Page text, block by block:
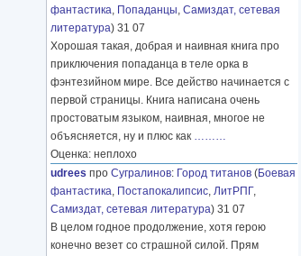
фантастика, Попаданцы, Самиздат, сетевая
литература) 31 07
Хорошая такая, добрая и наивная книга про
приключения попаданца в теле орка в
фэнтезийном мире. Все действо начинается с
первой страницы. Книга написана очень
простоватым языком, наивная, многое не
объясняется, ну и плюс как ………
Оценка: неплохо
udrees про Сугралинов: Город титанов (Боевая
фантастика, Постапокалипсис, ЛитРПГ,
Самиздат, сетевая литература) 31 07
В целом годное продолжение, хотя герою
конечно везет со страшной силой. Прям